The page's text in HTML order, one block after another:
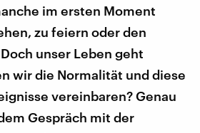
im ersten Moment
zu feiern oder den
unser Leben geht
wir die Normalität und diese
vereinbaren? Genau
Gespräch mit der